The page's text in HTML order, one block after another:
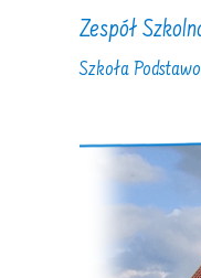
Zespół
Szkoła